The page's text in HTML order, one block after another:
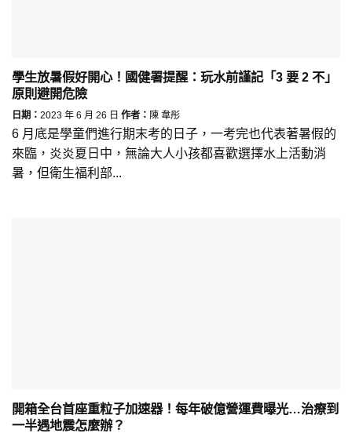
學生放暑假好開心！國健署提醒：玩水前謹記「3 要 2 不」
原則避開危險
日期： 2023 年 6 月 26 日 作者： 陳 韋彤
6 月底是學童們進行期末考的日子，一考完也代表著暑假的
來臨，炎炎夏日中，無論大人小孩都喜歡選擇水上活動消
暑，但衛生福利部...
開箱全台首座重粒子加速器！每年破億營運費曝光…治療到
一半遇地震怎麼辦？